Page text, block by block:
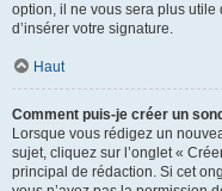
option, il ne vous sera plus
d’insérer votre signature.
Haut
Comment puis-je créer un
Lorsque vous rédigez un
sujet, cliquez sur l’onglet «
principal de rédaction. Si cet